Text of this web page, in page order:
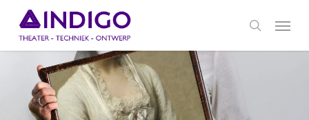
main
content
search
Menu